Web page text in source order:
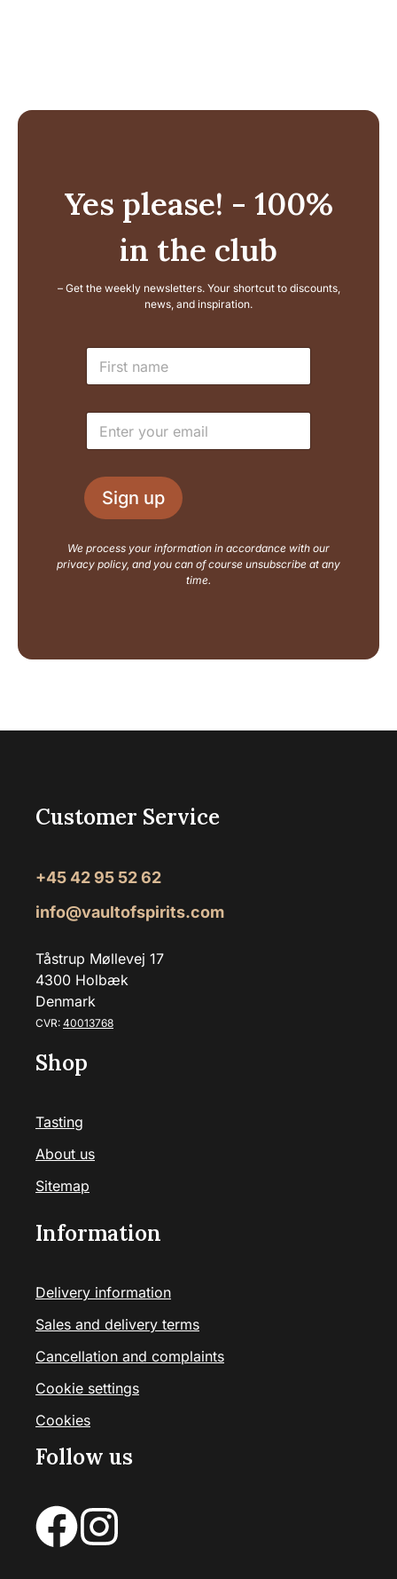
Yes please! - 100%
in the club
– Get the weekly newsletters. Your shortcut to discounts,
news, and inspiration.
u
E
i
l
a
m
N
m
E
a
l
*
Sign up
We process your information in accordance with our
privacy policy, and you can of course unsubscribe at any
time.
Customer Service
+45 42 95 52 62
info@vaultofspirits.com
Tåstrup Møllevej 17
4300 Holbæk
Denmark
CVR: 40013768
Shop
Tasting
About us
Sitemap
Information
Delivery information
Sales and delivery terms
Cancellation and complaints
Cookie settings
Cookies
Follow us